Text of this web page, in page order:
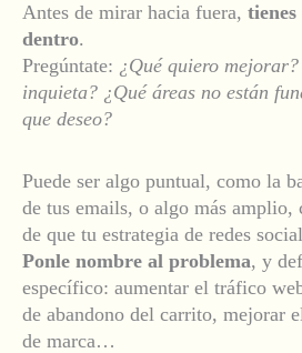
Antes de mirar hacia fuera,
dentro.
Pregúntate: ¿Qué quiero mejorar?
inquieta? ¿Qué áreas no están
que deseo?
Puede ser algo puntual, como la
de tus emails, o algo más amplio,
de que tu estrategia de redes
Ponle nombre al problema, y
específico: aumentar el tráfico
de abandono del carrito, mejorar
de marca…